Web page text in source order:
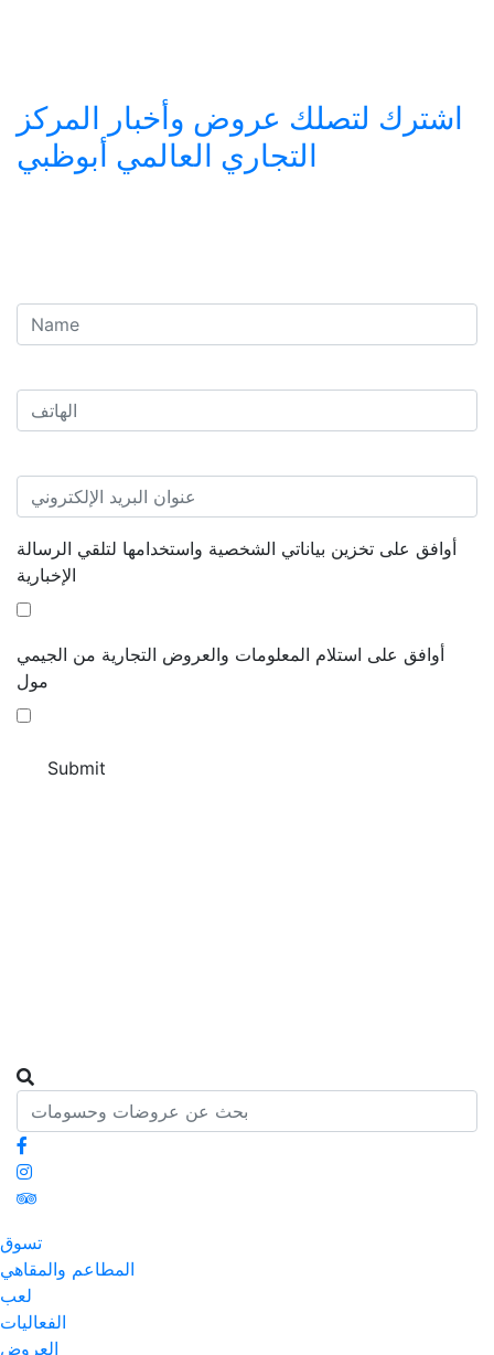
اشترك لتصلك عروض وأخبار المركز
التجاري العالمي أبوظبي
أوافق على تخزين بياناتي الشخصية واستخدامها لتلقي الرسالة
الإخبارية
أوافق على استلام المعلومات والعروض التجارية من الجيمي
مول
تسوق
المطاعم والمقاهي
لعب
الفعاليات
العروض